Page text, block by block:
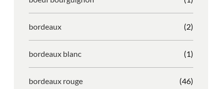
bordeaux (2)
bordeaux blanc (1)
bordeaux rouge (46)